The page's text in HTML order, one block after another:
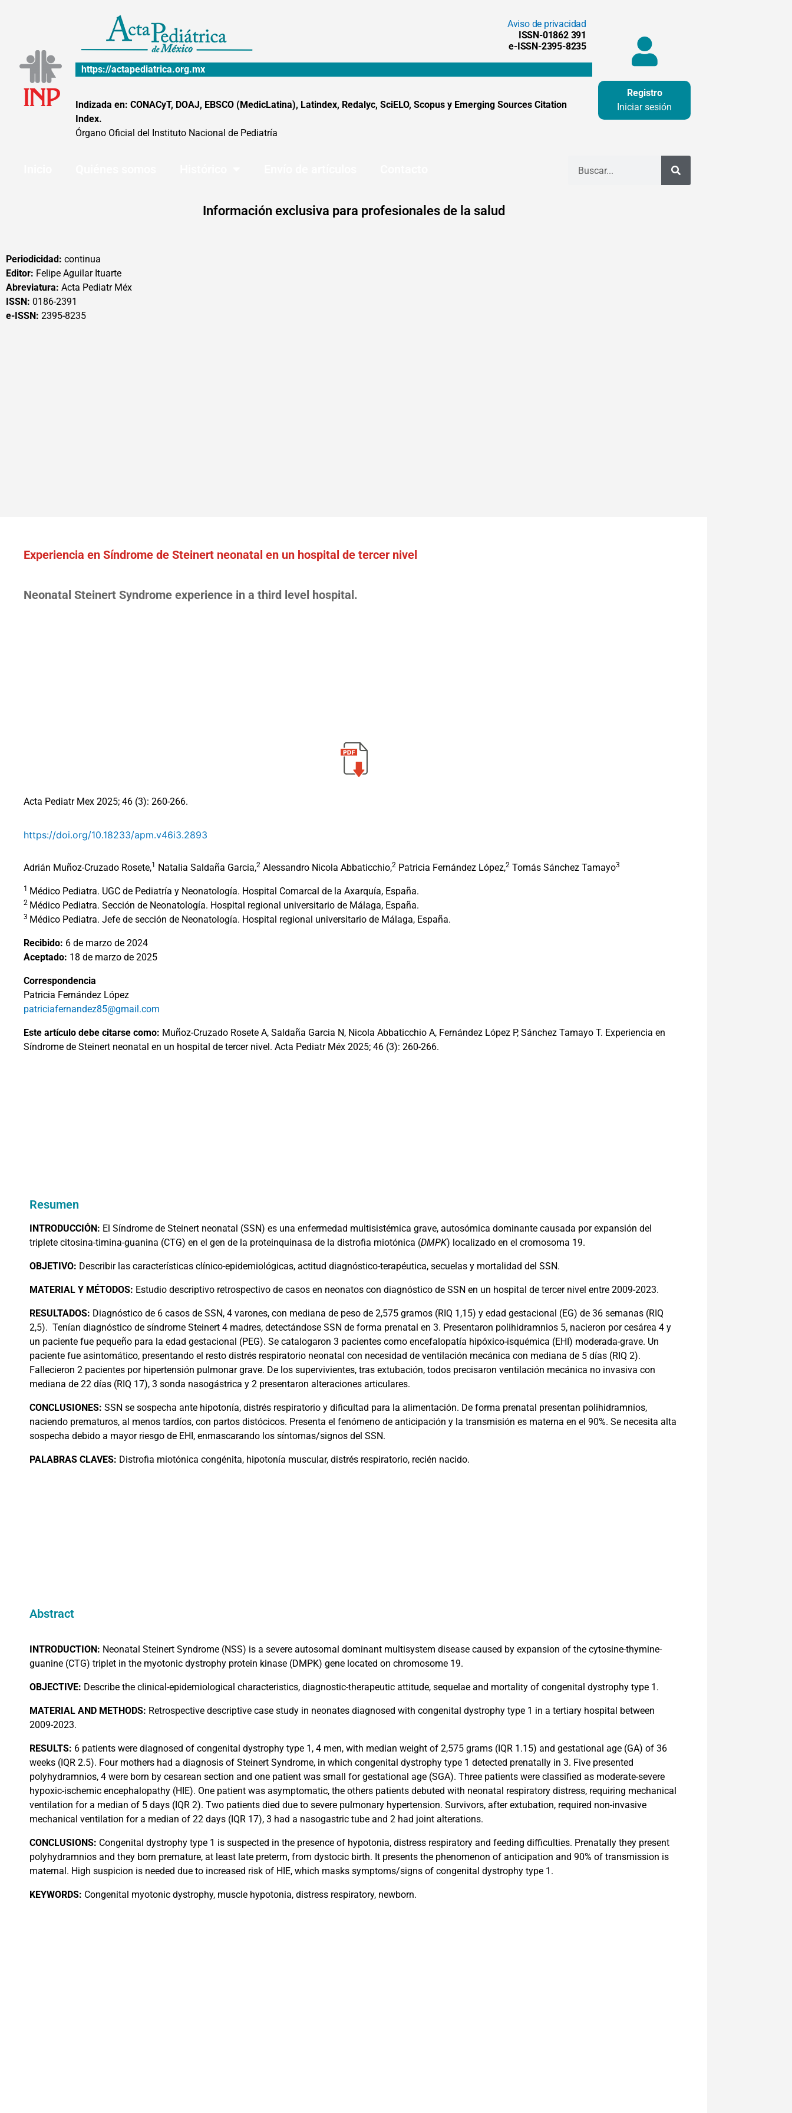
Aviso de privacidad
ISSN-01862 391
e-ISSN-2395-8235
https://actapediatrica.org.mx
Indizada en: CONACyT, DOAJ, EBSCO (MedicLatina), Latindex, Redalyc, SciELO, Scopus y Emerging Sources Citation
Index.
Órgano Oficial del Instituto Nacional de Pediatría
Registro
Iniciar sesión
Información exclusiva para profesionales de la salud
Periodicidad: continua
Editor: Felipe Aguilar Ituarte
Abreviatura: Acta Pediatr Méx
ISSN: 0186-2391
e-ISSN: 2395-8235
Experiencia en Síndrome de Steinert neonatal en un hospital de tercer nivel
Neonatal Steinert Syndrome experience in a third level hospital.
Acta Pediatr Mex 2025; 46 (3): 260-266.
https://doi.org/10.18233/apm.v46i3.2893
Adrián Muñoz-Cruzado Rosete,1 Natalia Saldaña Garcia,2 Alessandro Nicola Abbaticchio,2 Patricia Fernández López,2 Tomás Sánchez Tamayo3
1 Médico Pediatra. UGC de Pediatría y Neonatología. Hospital Comarcal de la Axarquía, España.
2 Médico Pediatra. Sección de Neonatología. Hospital regional universitario de Málaga, España.
3 Médico Pediatra. Jefe de sección de Neonatología. Hospital regional universitario de Málaga, España.
Recibido: 6 de marzo de 2024
Aceptado: 18 de marzo de 2025
Correspondencia
Patricia Fernández López
patriciafernandez85@gmail.com
Este artículo debe citarse como: Muñoz-Cruzado Rosete A, Saldaña Garcia N, Nicola Abbaticchio A, Fernández López P, Sánchez Tamayo T. Experiencia en
Síndrome de Steinert neonatal en un hospital de tercer nivel. Acta Pediatr Méx 2025; 46 (3): 260-266.
Resumen
INTRODUCCIÓN: El Síndrome de Steinert neonatal (SSN) es una enfermedad multisistémica grave, autosómica dominante causada por expansión del
triplete citosina-timina-guanina (CTG) en el gen de la proteinquinasa de la distrofia miotónica (DMPK) localizado en el cromosoma 19.
OBJETIVO: Describir las características clínico-epidemiológicas, actitud diagnóstico-terapéutica, secuelas y mortalidad del SSN.
MATERIAL Y MÉTODOS: Estudio descriptivo retrospectivo de casos en neonatos con diagnóstico de SSN en un hospital de tercer nivel entre 2009-2023.
RESULTADOS: Diagnóstico de 6 casos de SSN, 4 varones, con mediana de peso de 2,575 gramos (RIQ 1,15) y edad gestacional (EG) de 36 semanas (RIQ
2,5). Tenían diagnóstico de síndrome Steinert 4 madres, detectándose SSN de forma prenatal en 3. Presentaron polihidramnios 5, nacieron por cesárea 4 y
un paciente fue pequeño para la edad gestacional (PEG). Se catalogaron 3 pacientes como encefalopatía hipóxico-isquémica (EHI) moderada-grave. Un
paciente fue asintomático, presentando el resto distrés respiratorio neonatal con necesidad de ventilación mecánica con mediana de 5 días (RIQ 2).
Fallecieron 2 pacientes por hipertensión pulmonar grave. De los supervivientes, tras extubación, todos precisaron ventilación mecánica no invasiva con
mediana de 22 días (RIQ 17), 3 sonda nasogástrica y 2 presentaron alteraciones articulares.
CONCLUSIONES: SSN se sospecha ante hipotonía, distrés respiratorio y dificultad para la alimentación. De forma prenatal presentan polihidramnios,
naciendo prematuros, al menos tardíos, con partos distócicos. Presenta el fenómeno de anticipación y la transmisión es materna en el 90%. Se necesita alta
sospecha debido a mayor riesgo de EHI, enmascarando los síntomas/signos del SSN.
PALABRAS CLAVES: Distrofia miotónica congénita, hipotonía muscular, distrés respiratorio, recién nacido.
Abstract
INTRODUCTION: Neonatal Steinert Syndrome (NSS) is a severe autosomal dominant multisystem disease caused by expansion of the cytosine-thymine-
guanine (CTG) triplet in the myotonic dystrophy protein kinase (DMPK) gene located on chromosome 19.
OBJECTIVE: Describe the clinical-epidemiological characteristics, diagnostic-therapeutic attitude, sequelae and mortality of congenital dystrophy type 1.
MATERIAL AND METHODS: Retrospective descriptive case study in neonates diagnosed with congenital dystrophy type 1 in a tertiary hospital between
2009-2023.
RESULTS: 6 patients were diagnosed of congenital dystrophy type 1, 4 men, with median weight of 2,575 grams (IQR 1.15) and gestational age (GA) of 36
weeks (IQR 2.5). Four mothers had a diagnosis of Steinert Syndrome, in which congenital dystrophy type 1 detected prenatally in 3. Five presented
polyhydramnios, 4 were born by cesarean section and one patient was small for gestational age (SGA). Three patients were classified as moderate-severe
hypoxic-ischemic encephalopathy (HIE). One patient was asymptomatic, the others patients debuted with neonatal respiratory distress, requiring mechanical
ventilation for a median of 5 days (IQR 2). Two patients died due to severe pulmonary hypertension. Survivors, after extubation, required non-invasive
mechanical ventilation for a median of 22 days (IQR 17), 3 had a nasogastric tube and 2 had joint alterations.
CONCLUSIONS: Congenital dystrophy type 1 is suspected in the presence of hypotonia, distress respiratory and feeding difficulties. Prenatally they present
polyhydramnios and they born premature, at least late preterm, from dystocic birth. It presents the phenomenon of anticipation and 90% of transmission is
maternal. High suspicion is needed due to increased risk of HIE, which masks symptoms/signs of congenital dystrophy type 1.
KEYWORDS: Congenital myotonic dystrophy, muscle hypotonia, distress respiratory, newborn.